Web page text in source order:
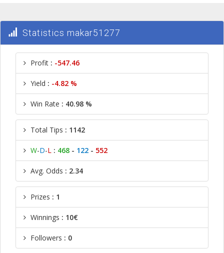
Statistics makar51277
Profit : -547.46
Yield : -4.82 %
Win Rate : 40.98 %
Total Tips : 1142
W-D-L : 468 - 122 - 552
Avg. Odds : 2.34
Prizes : 1
Winnings : 10€
Followers : 0